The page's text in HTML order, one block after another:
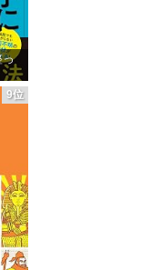
っ
¥941
9位